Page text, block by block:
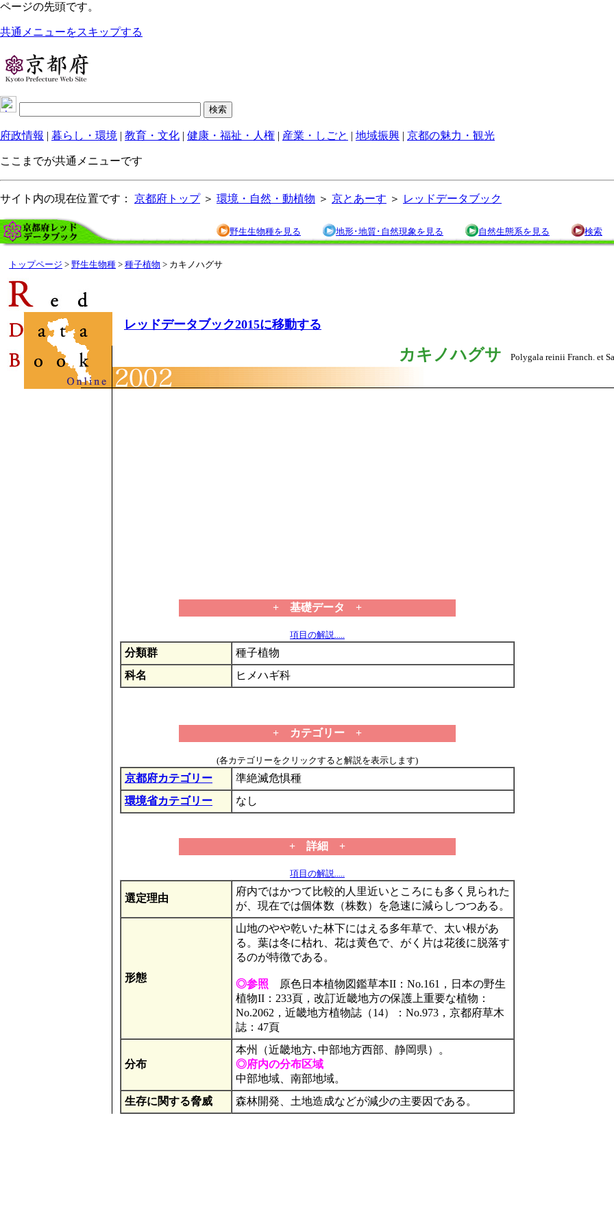
ページの先頭です。
共通メニューをスキップする
府政情報 | 暮らし・環境 | 教育・文化 | 健康・福祉・人権 | 産業・しごと | 地域振興 | 京都の魅力・観光
ここまでが共通メニューです
サイト内の現在位置です： 京都府トップ＞ 環境・自然・動植物 ＞ 京とあーす ＞ レッドデータブック
野生生物種を見る 地形･地質･自然現象を見る 自然生態系を見る 検索
トップページ > 野生生物種 > 種子植物 > カキノハグサ
レッドデータブック2015に移動する
カキノハグサ Polygala reinii Franch. et
+ 基礎データ +
項目の解説.....
分類群
種子植物
科名
ヒメハギ科
+ カテゴリー +
(各カテゴリーをクリックすると解説を表示します)
京都府カテゴリー
準絶滅危惧種
環境省カテゴリー
なし
+ 詳細 +
項目の解説.....
選定理由
府内ではかつて比較的人里近いところにも多く見られた
が、現在では個体数（株数）を急速に減らしつつある。
形態
山地のやや乾いた林下にはえる多年草で、太い根があ
る。葉は冬に枯れ、花は黄色で、がく片は花後に脱落す
るのが特徴である。
◎参照 原色日本植物図鑑草本II：No.161，日本の野生
植物II：233頁，改訂近畿地方の保護上重要な植物：
No.2062，近畿地方植物誌（14）：No.973，京都府草木
誌：47頁
分布
本州（近畿地方､中部地方西部、静岡県）。
◎府内の分布区域
中部地域、南部地域。
生存に関する脅威
森林開発、土地造成などが減少の主要因である。